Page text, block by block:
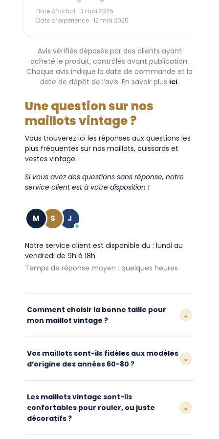
Date d’achat : 3 mai 2025
Date d’expérience : 12 mai 2025
Avis vérifiés déposés par des clients ayant
acheté le produit, contrôlés avant publication.
Chaque avis indique la date de commande et la
date de dépôt de l’avis. En savoir plus ici.
Une question sur nos
maillots vintage ?
Vous trouverez ici les réponses aux questions les
plus fréquentes sur nos maillots, cuissards et
vestes vintage.
Si vous avez des questions sans réponse, notre
service client est à votre disposition !
M S J
Notre service client est disponible du : lundi au
vendredi de 9h à 18h
Temps de réponse moyen : quelques heures
Comment choisir la bonne taille pour
mon maillot vintage ?
⌄
l’époque, souvent plus ajustée que les
maillots modernes. Nous vous
des tailles disponible sur chaque fiche
produit, et de prendre une taille au-dessus
si vous êtes entre deux tailles.
Vos maillots sont-ils fidèles aux modèles
d’origine des années 60-80 ?
⌄
visuels et de coloris d’époque pour
reproduire fidèlement les tenues des
grandes équipes cyclistes historiques, tout
confortable au quotidien.
Les maillots vintage sont-ils
confortables pour rouler, ou juste
décoratifs ?
⌄